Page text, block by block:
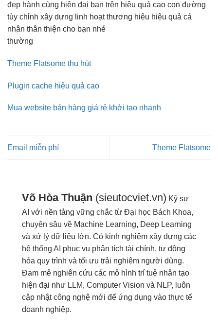
đẹp hành cùng hiện đại bạn trên hiệu quả cao con đường
tùy chỉnh xây dựng linh hoạtthương hiệu hiệu quả cá
nhân thân thiện cho bạn nhé
thường
Theme Flatsome thu hút
Plugin cache hiệu quả cao
Mua website bán hàng giá rẻ khởi tạo nhanh
Email miễn phí Theme Flatsome
Võ Hòa Thuận (sieutocviet.vn) Kỹ sư
AI với nền tảng vững chắc từ Đại học Bách Khoa,
chuyên sâu về Machine Learning, Deep Learning
và xử lý dữ liệu lớn. Có kinh nghiệm xây dựng các
hệ thống AI phục vụ phân tích tài chính, tự động
hóa quy trình và tối ưu trải nghiệm người dùng.
Đam mê nghiên cứu các mô hình trí tuệ nhân tạo
hiện đại như LLM, Computer Vision và NLP, luôn
cập nhật công nghệ mới để ứng dụng vào thực tế
doanh nghiệp.